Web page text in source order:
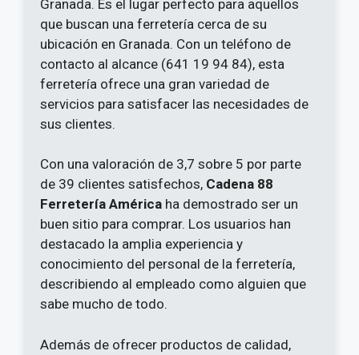
Granada. Es el lugar perfecto para aquellos
que buscan una ferretería cerca de su
ubicación en Granada. Con un teléfono de
contacto al alcance (641 19 94 84), esta
ferretería ofrece una gran variedad de
servicios para satisfacer las necesidades de
sus clientes.
Con una valoración de 3,7 sobre 5 por parte
de 39 clientes satisfechos, Cadena 88
Ferretería América ha demostrado ser un
buen sitio para comprar. Los usuarios han
destacado la amplia experiencia y
conocimiento del personal de la ferretería,
describiendo al empleado como alguien que
sabe mucho de todo.
Además de ofrecer productos de calidad,